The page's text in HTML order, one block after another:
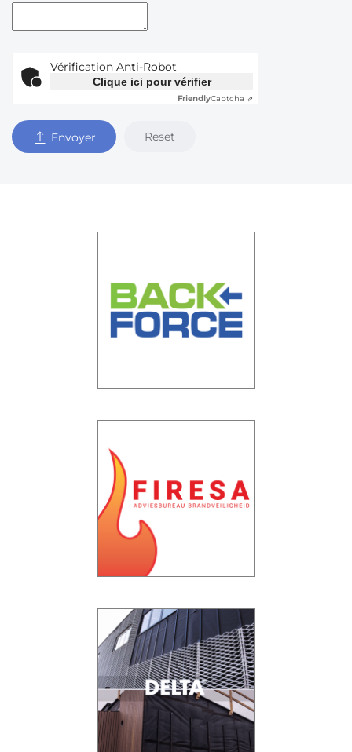
Vérification Anti-Robot
Clique ici pour vérifier
FriendlyCaptcha ⇗
Envoyer Reset